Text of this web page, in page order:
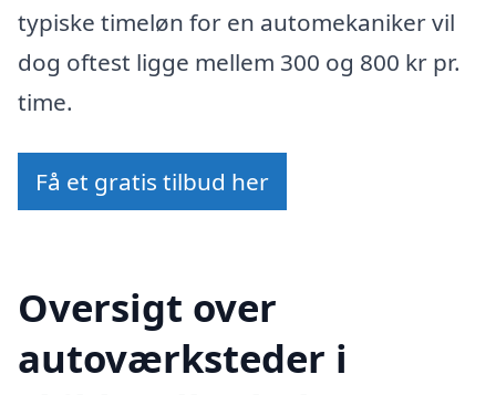
typiske timeløn for en automekaniker vil
dog oftest ligge mellem 300 og 800 kr pr.
time.
Få et gratis tilbud her
Oversigt over
autoværksteder i